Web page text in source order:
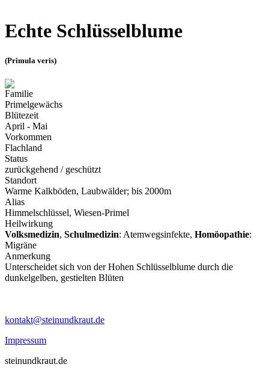
Echte Schlüsselblume
(Primula veris)
Familie
Primelgewächs
Blütezeit
April - Mai
Vorkommen
Flachland
Status
zurückgehend / geschützt
Standort
Warme Kalkböden, Laubwälder; bis 2000m
Alias
Himmelschlüssel, Wiesen-Primel
Heilwirkung
Volksmedizin, Schulmedizin: Atemwegsinfekte, Homöopathie:
Migräne
Anmerkung
Unterscheidet sich von der Hohen Schlüsselblume durch die
dunkelgelben, gestielten Blüten
kontakt@steinundkraut.de
Impressum
steinundkraut.de